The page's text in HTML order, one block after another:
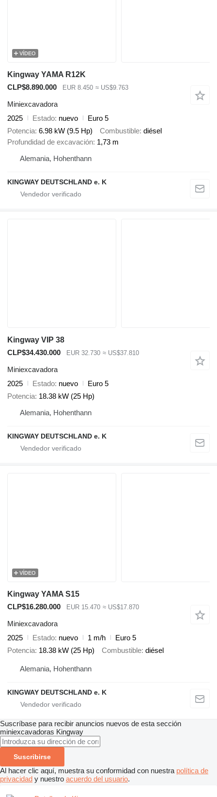
VÍDEO
Kingway YAMA R12K
CLP$8.890.000
EUR 8.450 ≈ US$9.763
Miniexcavadora
2025
Estado nuevo
Euro 5
Potencia 6.98 kW (9.5 Hp) Combustible diésel
Profundidad de excavación 1,73 m
Alemania, Hohenthann
KINGWAY DEUTSCHLAND e. K
Kingway VIP 38
CLP$34.430.000
EUR 32.730 ≈ US$37.810
Miniexcavadora
2025
Estado nuevo
Euro 5
Potencia 18.38 kW (25 Hp)
Alemania, Hohenthann
KINGWAY DEUTSCHLAND e. K
VÍDEO
Kingway YAMA S15
CLP$16.280.000
EUR 15.470 ≈ US$17.870
Miniexcavadora
2025
Estado nuevo 1 m/h
Euro 5
Potencia 18.38 kW (25 Hp) Combustible diésel
Alemania, Hohenthann
KINGWAY DEUTSCHLAND e. K
Suscríbase para recibir anuncios nuevos de esta sección
miniexcavadoras Kingway
Suscribirse
Al hacer clic aquí, muestra su conformidad con nuestra política de
privacidad y nuestro acuerdo del usuario.